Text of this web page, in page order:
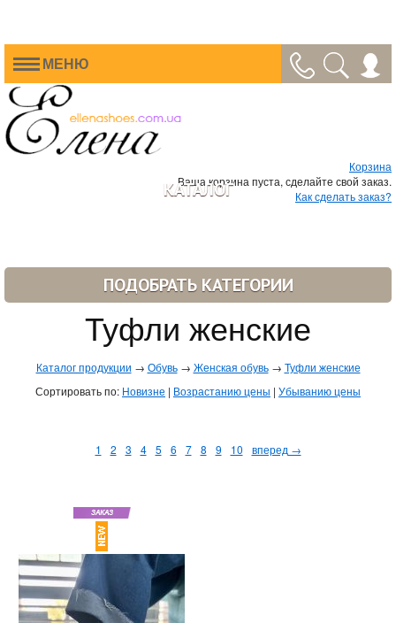
МЕНЮ
Корзина
Ваша корзина пуста, сделайте свой заказ.
Как сделать заказ?
КАТАЛОГ
ПОДОБРАТЬ КАТЕГОРИИ
Туфли женские
Каталог продукции → Обувь→ Женская обувь→ Туфли женские
Сортировать по: Новизне | Возрастанию цены | Убыванию цены
1 2 3 4 5 6 7 8 9 10 вперед →